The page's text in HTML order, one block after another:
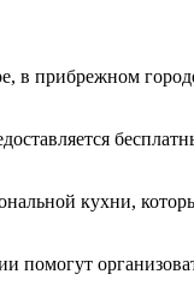
в прибрежном
кухни,
помогут